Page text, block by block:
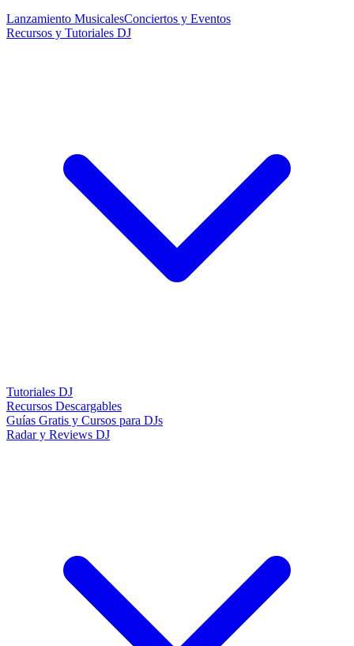
Lanzamiento MusicalesConciertos y Eventos
Recursos y Tutoriales DJ
Tutoriales DJ
Recursos Descargables
Guías Gratis y Cursos para DJs
Radar y Reviews DJ